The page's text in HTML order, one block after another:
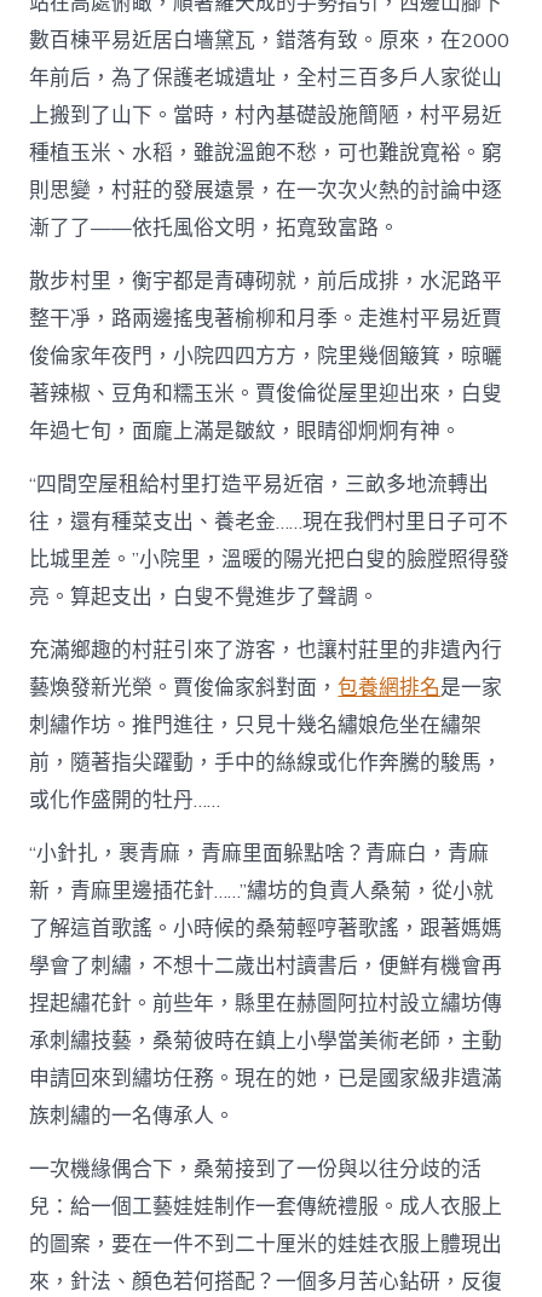
數百棟平易近居白墻黛瓦，錯落有致。原來，在2000
年前后，為了保護老城遺址，全村三百多戶人家從山
上搬到了山下。當時，村內基礎設施簡陋，村平易近
種植玉米、水稻，雖說溫飽不愁，可也難說寬裕。窮
則思變，村莊的發展遠景，在一次次火熱的討論中逐
漸了了——依托風俗文明，拓寬致富路。
散步村里，衡宇都是青磚砌就，前后成排，水泥路平
整干凈，路兩邊搖曳著榆柳和月季。走進村平易近賈
俊倫家年夜門，小院四四方方，院里幾個簸箕，晾曬
著辣椒、豆角和糯玉米。賈俊倫從屋里迎出來，白叟
年過七旬，面龐上滿是皺紋，眼睛卻炯炯有神。
“四間空屋租給村里打造平易近宿，三畝多地流轉出
往，還有種菜支出、養老金……現在我們村里日子可不
比城里差。”小院里，溫暖的陽光把白叟的臉膛照得發
亮。算起支出，白叟不覺進步了聲調。
充滿鄉趣的村莊引來了游客，也讓村莊里的非遺內行
藝煥發新光榮。賈俊倫家斜對面，包養網排名是一家
刺繡作坊。推門進往，只見十幾名繡娘危坐在繡架
前，隨著指尖躍動，手中的絲線或化作奔騰的駿馬，
或化作盛開的牡丹……
“小針扎，裹青麻，青麻里面躲點啥？青麻白，青麻
新，青麻里邊插花針……”繡坊的負責人桑菊，從小就
了解這首歌謠。小時候的桑菊輕哼著歌謠，跟著媽媽
學會了刺繡，不想十二歲出村讀書后，便鮮有機會再
捏起繡花針。前些年，縣里在赫圖阿拉村設立繡坊傳
承刺繡技藝，桑菊彼時在鎮上小學當美術老師，主動
申請回來到繡坊任務。現在的她，已是國家級非遺滿
族刺繡的一名傳承人。
一次機緣偶合下，桑菊接到了一份與以往分歧的活
兒：給一個工藝娃娃制作一套傳統禮服。成人衣服上
的圖案，要在一件不到二十厘米的娃娃衣服上體現出
來，針法、顏色若何搭配？一個多月苦心鉆研，反復